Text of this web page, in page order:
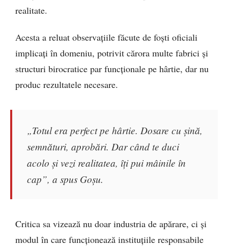
realitate.
Acesta a reluat observațiile făcute de foști oficiali
implicați în domeniu, potrivit cărora multe fabrici și
structuri birocratice par funcționale pe hârtie, dar nu
produc rezultatele necesare.
„Totul era perfect pe hârtie. Dosare cu șină,
semnături, aprobări. Dar când te duci
acolo și vezi realitatea, îți pui mâinile în
cap”, a spus Goșu.
Critica sa vizează nu doar industria de apărare, ci și
modul în care funcționează instituțiile responsabile